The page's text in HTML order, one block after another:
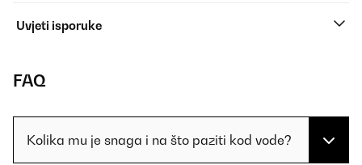
Uvjeti isporuke
FAQ
Kolika mu je snaga i na što paziti kod vode?